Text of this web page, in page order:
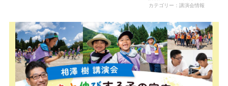
カテゴリー：講演会情報